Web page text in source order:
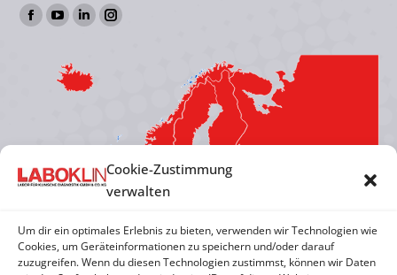
Cookie-Zustimmung
verwalten
Um dir ein optimales Erlebnis zu bieten, verwenden wir Technologien wie
Cookies, um Geräteinformationen zu speichern und/oder darauf
zuzugreifen. Wenn du diesen Technologien zustimmst, können wir Daten
Find us on:
Facebook
opens
YouTube
opens
in
Linkedin
opens
in
window
Instagram
window